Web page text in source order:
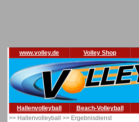
www.volley.de Volley Shop
Hallenvolleyball Beach-Volleyball
>> Hallenvolleyball >> Ergebnisdienst